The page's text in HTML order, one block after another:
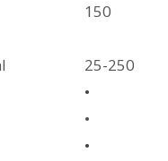
150
25-250
•
•
•